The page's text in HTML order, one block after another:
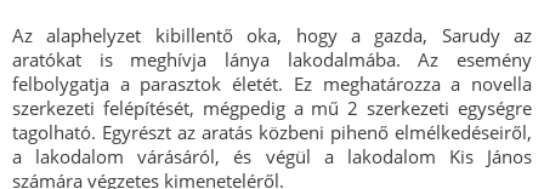
Az alaphelyzet kibillentő oka, hogy a gazda, Sarudy az
aratókat is meghívja lánya lakodalmába. Az esemény
felbolygatja a parasztok életét. Ez meghatározza a novella
szerkezeti felépítését, mégpedig a mű 2 szerkezeti egységre
tagolható. Egyrészt az aratás közbeni pihenő elmélkedéseiről,
a lakodalom várásáról, és végül a lakodalom Kis János
számára végzetes kimeneteléről.